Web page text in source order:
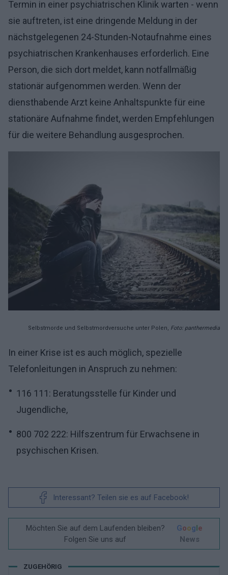
Termin in einer psychiatrischen Klinik warten - wenn
sie auftreten, ist eine dringende Meldung in der
nächstgelegenen 24-Stunden-Notaufnahme eines
psychiatrischen Krankenhauses erforderlich. Eine
Person, die sich dort meldet, kann notfallmäßig
stationär aufgenommen werden. Wenn der
diensthabende Arzt keine Anhaltspunkte für eine
stationäre Aufnahme findet, werden Empfehlungen
für die weitere Behandlung ausgesprochen.
Selbstmorde und Selbstmordversuche unter Polen, Foto: panthermedia
In einer Krise ist es auch möglich, spezielle
Telefonleitungen in Anspruch zu nehmen:
116 111: Beratungsstelle für Kinder und
Jugendliche,
800 702 222: Hilfszentrum für Erwachsene in
psychischen Krisen.
Interessant? Teilen sie es auf Facebook!
Möchten Sie auf dem Laufenden bleiben?
Folgen Sie uns auf
Google
News
ZUGEHÖRIG